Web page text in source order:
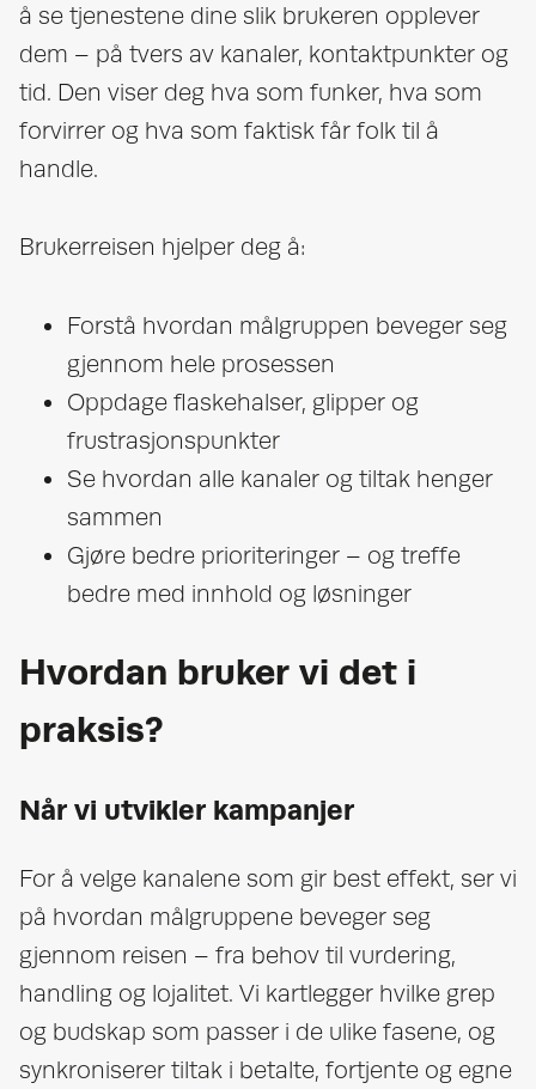
å se tjenestene dine slik brukeren opplever
dem – på tvers av kanaler, kontaktpunkter og
tid. Den viser deg hva som funker, hva som
forvirrer og hva som faktisk får folk til å
handle.
Brukerreisen hjelper deg å:
Forstå hvordan målgruppen beveger seg
gjennom hele prosessen
Oppdage flaskehalser, glipper og
frustrasjonspunkter
Se hvordan alle kanaler og tiltak henger
sammen
Gjøre bedre prioriteringer – og treffe
bedre med innhold og løsninger
Hvordan bruker vi det i
praksis?
Når vi utvikler kampanjer
For å velge kanalene som gir best effekt, ser vi
på hvordan målgruppene beveger seg
gjennom reisen – fra behov til vurdering,
handling og lojalitet. Vi kartlegger hvilke grep
og budskap som passer i de ulike fasene, og
synkroniserer tiltak i betalte, fortjente og egne